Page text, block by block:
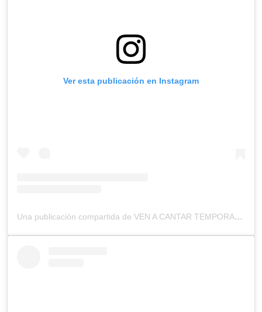
Ver esta publicación en Instagram
Una publicación compartida de VEN A CANTAR TEMPORADA 2 (@venacantartcs)